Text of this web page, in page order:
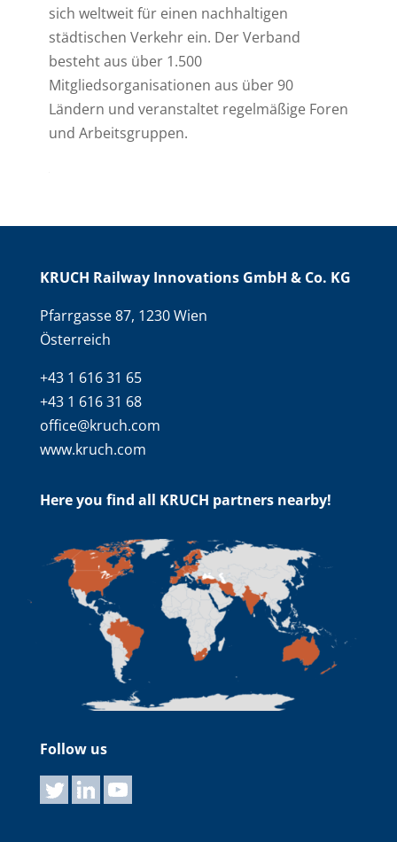
sich weltweit für einen nachhaltigen
städtischen Verkehr ein. Der Verband
besteht aus über 1.500
Mitgliedsorganisationen aus über 90
Ländern und veranstaltet regelmäßige Foren
und Arbeitsgruppen.
KRUCH Railway Innovations GmbH & Co. KG
Pfarrgasse 87, 1230 Wien
Österreich
+43 1 616 31 65
+43 1 616 31 68
office@kruch.com
www.kruch.com
Here you find all KRUCH partners nearby!
Follow us